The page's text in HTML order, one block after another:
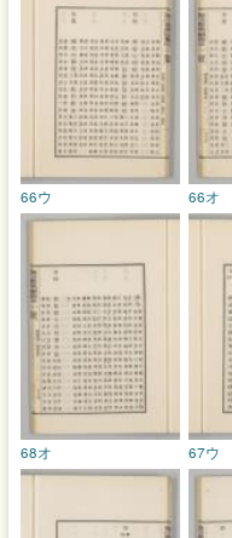
66オ
66ウ
67ウ
68オ